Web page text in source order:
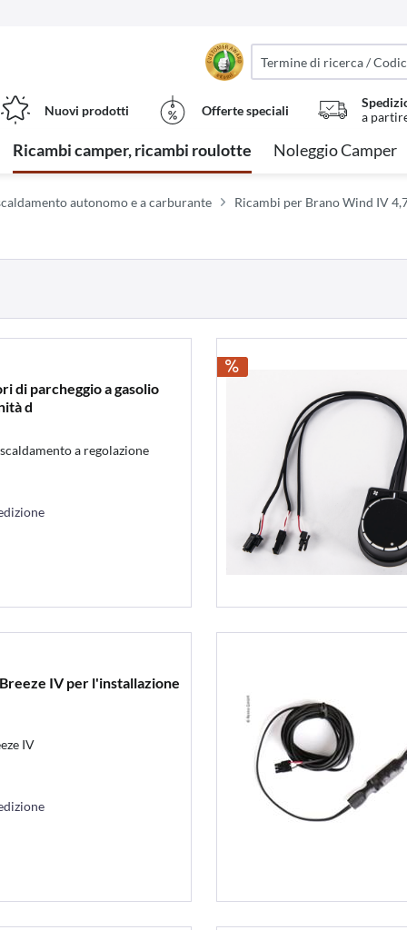
Nuovi prodotti Offerte speciali
a
Ricambi camper, ricambi roulotte Noleggio Camper
autonomo e a carburante Ricambi per Brano Wind IV
di parcheggio a gasolio
d
a regolazione
IV per l'installazione
IV